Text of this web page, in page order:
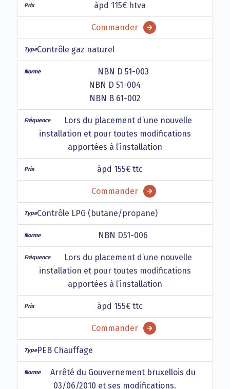
àpd 115€ htva
Commander
Contrôle gaz naturel
NBN D 51-003
NBN D 51-004
NBN B 61-002
Lors du placement d’une nouvelle
installation et pour toutes modifications
apportées à l’installation
àpd 155€ ttc
Commander
Contrôle LPG (butane/propane)
NBN D51-006
Lors du placement d’une nouvelle
installation et pour toutes modifications
apportées à l’installation
àpd 155€ ttc
Commander
PEB Chauffage
Arrêté du Gouvernement bruxellois du
03/06/2010 et ses modifications.